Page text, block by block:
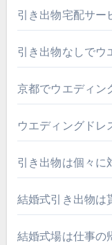
引き出物宅配サー
引き出物なしでウ
京都でウエディン
ウエディングドレ
引き出物は個々に
結婚式引き出物は
結婚式場は仕事の